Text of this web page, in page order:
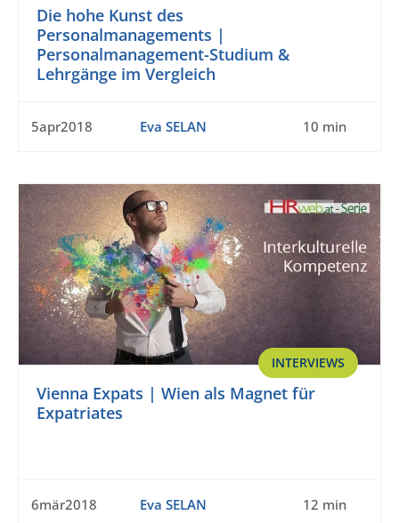
Die hohe Kunst des
Personalmanagements |
Personalmanagement-Studium &
Lehrgänge im Vergleich
5apr2018 Eva SELAN 10 min
INTERVIEWS
Vienna Expats | Wien als Magnet für
Expatriates
6mär2018 Eva SELAN 12 min